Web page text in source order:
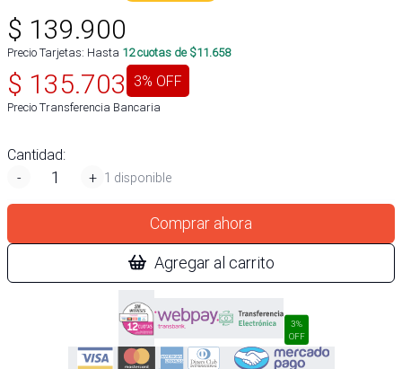
$ 139.900
Precio Tarjetas: Hasta 12cuotas de $11.658
$ 135.703 3% OFF
Precio Transferencia Bancaria
Cantidad:
-
+ 1 disponible
Comprar ahora
Agregar al carrito
3%
OFF